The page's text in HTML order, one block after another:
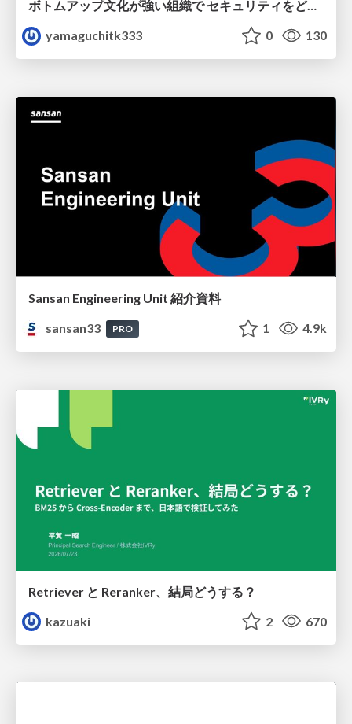
ボトムアップ文化が強い組織で セキュリティをどう根付かせていくかの現在進行形の話 / Making Security Stick in a Bottom-Up Organization
yamaguchitk333
0 130
Sansan Engineering Unit 紹介資料
sansan33
PRO 1 4.9k
Retriever と Reranker、結局どうする？
kazuaki
2 670